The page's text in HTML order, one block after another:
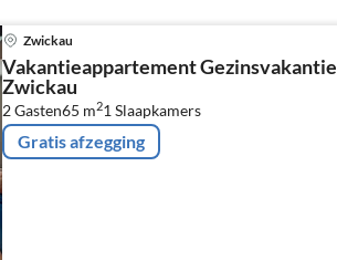
Zwickau
Vakantieappartement Gezinsvakantie
Zwickau
2 Gasten65 m21 Slaapkamers
Gratis afzegging